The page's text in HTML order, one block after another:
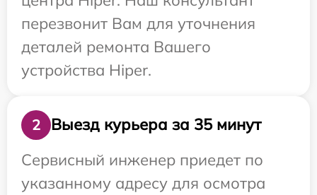
перезвонит Вам для уточнения
деталей ремонта Вашего
устройства Hiper.
2
Выезд курьера за 35 минут
Сервисный инженер приедет по
указанному адресу для осмотра